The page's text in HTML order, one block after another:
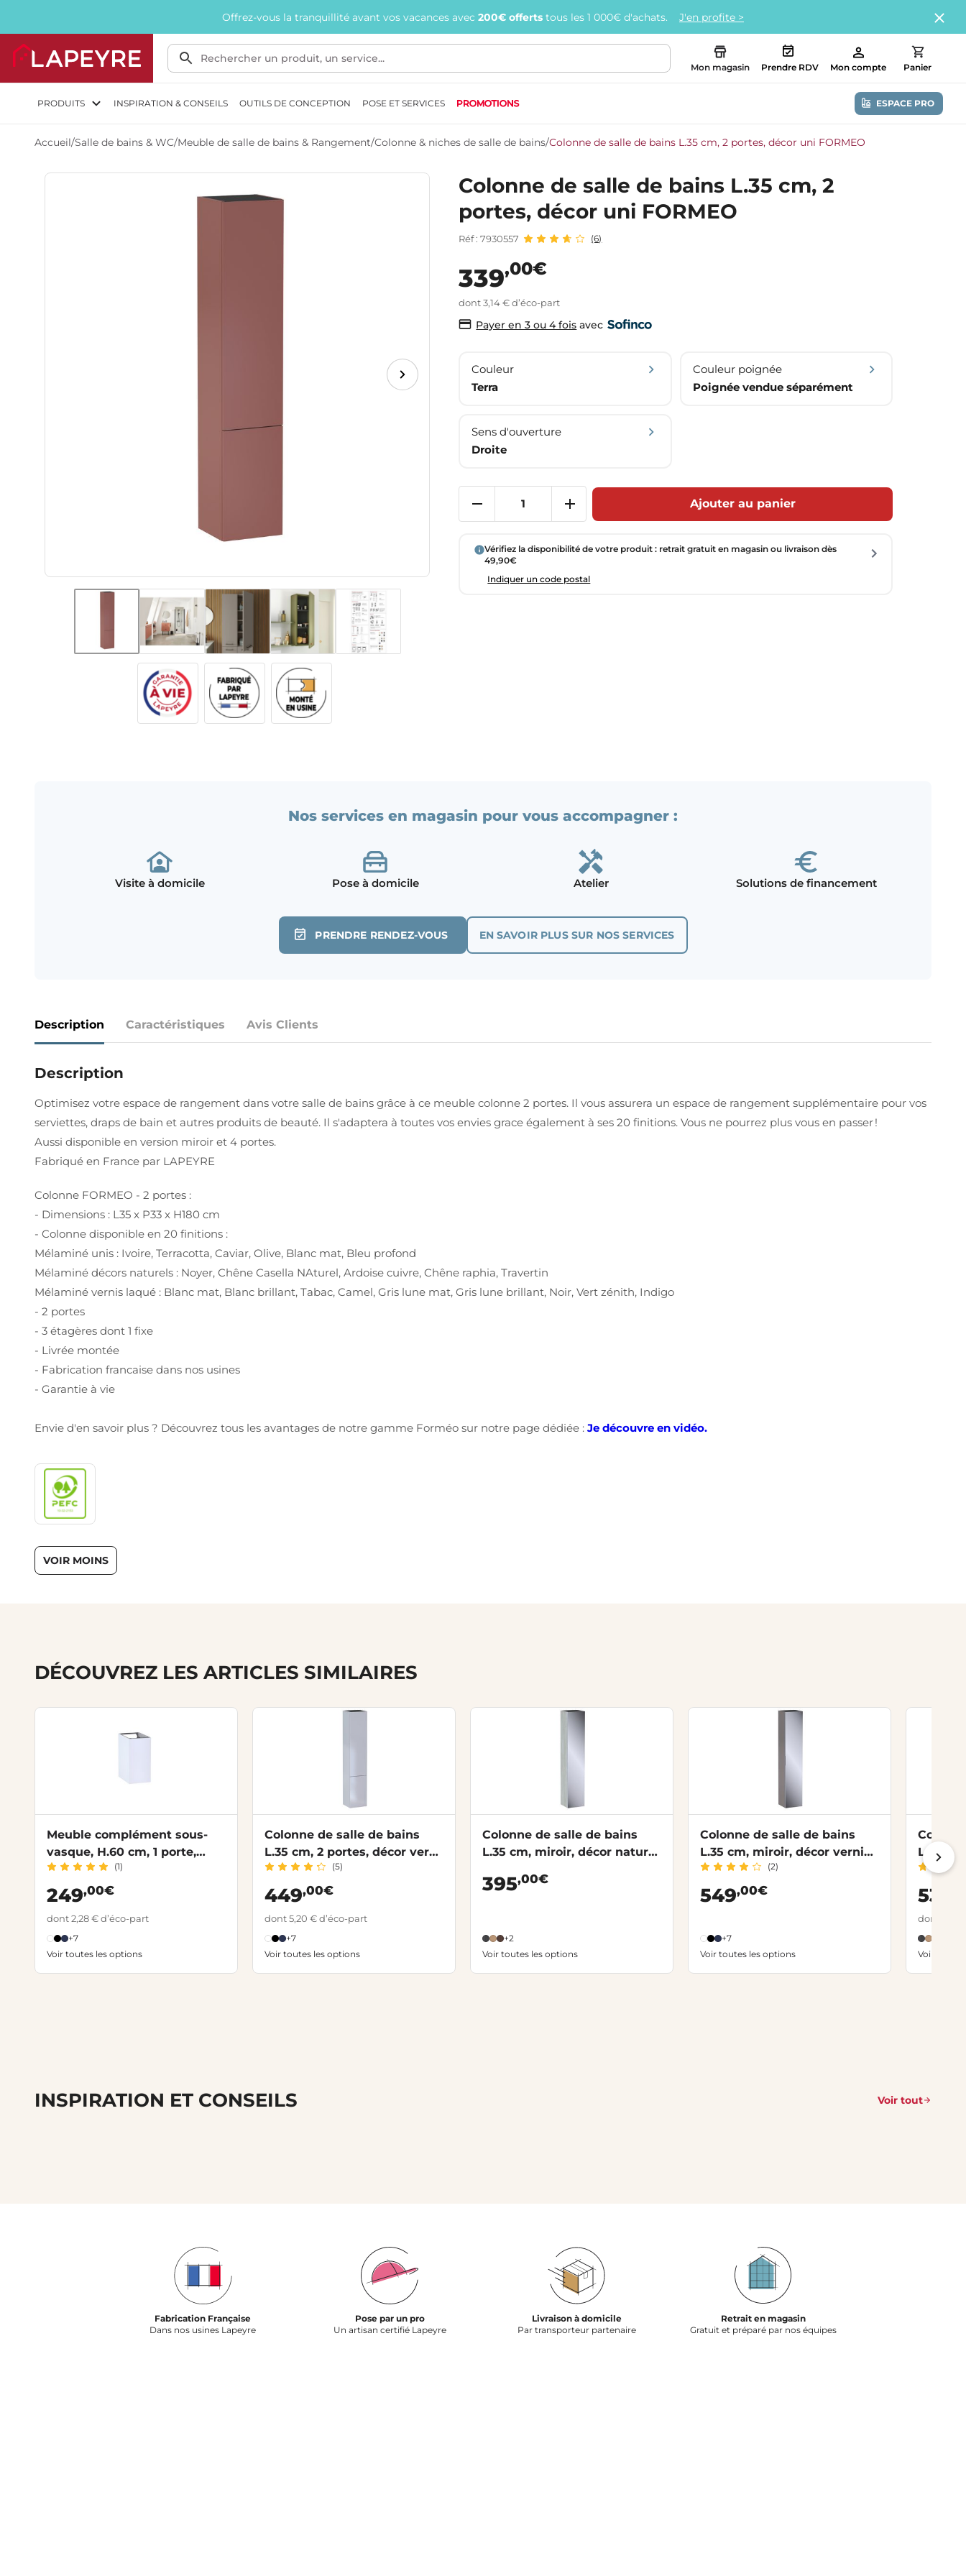
Offrez-vous la tranquillité avant vos vacances avec 200€ offerts tous les 1 000€ d'achats. J'en profite >
Mon magasin Prendre RDV Mon compte Panier
PRODUITS INSPIRATION & CONSEILS OUTILS DE CONCEPTION POSE ET SERVICES PROMOTIONS ESPACE PRO
Accueil/Salle de bains & WC/Meuble de salle de bains & Rangement/Colonne & niches de salle de bains/Colonne de salle de bains L.35 cm, 2 portes, décor uni FORMEO
Colonne de salle de bains L.35 cm, 2
portes, décor uni FORMEO
Réf : 7930557 (6)
339,00€
dont 3,14 € d’éco-part
Payer en 3 ou 4 fois avec
Couleur
Terra
Couleur poignée
Poignée vendue séparément
Sens d'ouverture
Droite
Ajouter au panier
Vérifiez la disponibilité de votre produit : retrait gratuit en magasin ou livraison dès
49,90€
Indiquer un code postal
Nos services en magasin pour vous accompagner :
Visite à domicile Pose à domicile Atelier Solutions de financement
PRENDRE RENDEZ-VOUS EN SAVOIR PLUS SUR NOS SERVICES
Description Caractéristiques Avis Clients
Description
Optimisez votre espace de rangement dans votre salle de bains grâce à ce meuble colonne 2 portes. Il vous assurera un espace de rangement supplémentaire pour vos
serviettes, draps de bain et autres produits de beauté. Il s'adaptera à toutes vos envies grace également à ses 20 finitions. Vous ne pourrez plus vous en passer !
Aussi disponible en version miroir et 4 portes.
Fabriqué en France par LAPEYRE
Colonne FORMEO - 2 portes :
- Dimensions : L35 x P33 x H180 cm
- Colonne disponible en 20 finitions :
Mélaminé unis : Ivoire, Terracotta, Caviar, Olive, Blanc mat, Bleu profond
Mélaminé décors naturels : Noyer, Chêne Casella NAturel, Ardoise cuivre, Chêne raphia, Travertin
Mélaminé vernis laqué : Blanc mat, Blanc brillant, Tabac, Camel, Gris lune mat, Gris lune brillant, Noir, Vert zénith, Indigo
- 2 portes
- 3 étagères dont 1 fixe
- Livrée montée
- Fabrication francaise dans nos usines
- Garantie à vie
Envie d'en savoir plus ? Découvrez tous les avantages de notre gamme Forméo sur notre page dédiée : Je découvre en vidéo.
VOIR MOINS
DÉCOUVREZ LES ARTICLES SIMILAIRES
Meuble complément sous-
vasque, H.60 cm, 1 porte,
décor verni laqué FORMEO
(1)
249,00€
dont 2,28 € d’éco-part
+7
Voir toutes les options
Colonne de salle de bains
L.35 cm, 2 portes, décor verni
laqué FORMEO
(5)
449,00€
dont 5,20 € d’éco-part
+7
Voir toutes les options
Colonne de salle de bains
L.35 cm, miroir, décor naturel
395,00€
+2
Voir toutes les options
Colonne de salle de bains
L.35 cm, miroir, décor verni
laqué FORMEO
(2)
549,00€
+7
Voir toutes les options
L.70
naturel
539
dont 4,20
Voir
INSPIRATION ET CONSEILS Voir tout
Fabrication Française
Dans nos usines Lapeyre
Pose par un pro
Un artisan certifié Lapeyre
Livraison à domicile
Par transporteur partenaire
Retrait en magasin
Gratuit et préparé par nos équipes